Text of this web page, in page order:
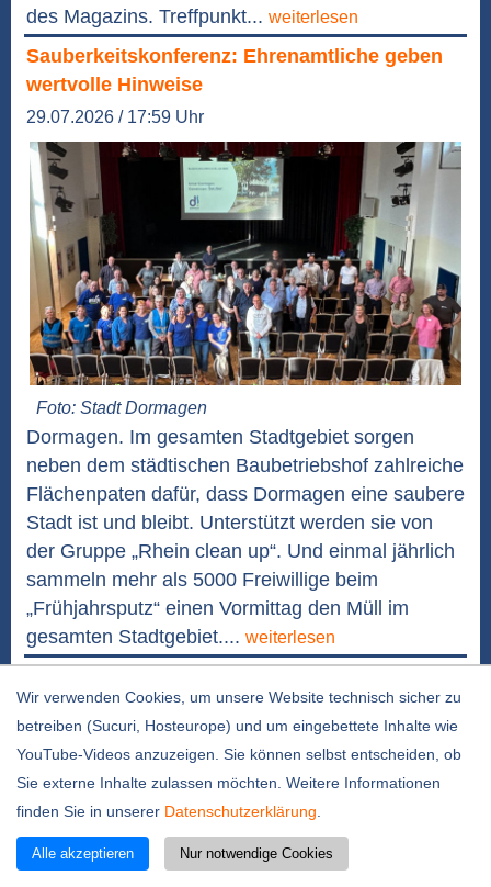
Wir verwenden Cookies, um unsere Website technisch sicher zu
betreiben (Sucuri, Hosteurope) und um eingebettete Inhalte wie
YouTube-Videos anzuzeigen. Sie können selbst entscheiden, ob
Sie externe Inhalte zulassen möchten. Weitere Informationen
finden Sie in unserer Datenschutzerklärung
Alle akzeptieren Nur notwendige Cookies
des Magazins. Treffpunkt... weiterlesen
Sauberkeitskonferenz: Ehrenamtliche geben
wertvolle Hinweise
29.07.2026 / 17:59 Uhr
Foto: Stadt Dormagen
Dormagen. Im gesamten Stadtgebiet sorgen
neben dem städtischen Baubetriebshof zahlreiche
Flächenpaten dafür, dass Dormagen eine saubere
Stadt ist und bleibt. Unterstützt werden sie von
der Gruppe „Rhein clean up“. Und einmal jährlich
sammeln mehr als 5000 Freiwillige beim
„Frühjahrsputz“ einen Vormittag den Müll im
gesamten Stadtgebiet.... weiterlesen
29.07.2026 / 12:35 Uhr